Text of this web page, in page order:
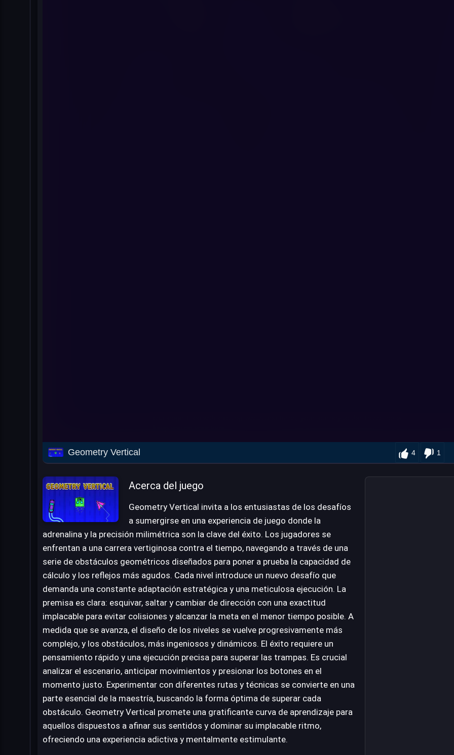
Geometry Vertical 4 1
Acerca del juego
Geometry Vertical invita a los entusiastas de los desafíos
a sumergirse en una experiencia de juego donde la
adrenalina y la precisión milimétrica son la clave del éxito. Los jugadores se
enfrentan a una carrera vertiginosa contra el tiempo, navegando a través de una
serie de obstáculos geométricos diseñados para poner a prueba la capacidad de
cálculo y los reflejos más agudos. Cada nivel introduce un nuevo desafío que
demanda una constante adaptación estratégica y una meticulosa ejecución. La
premisa es clara: esquivar, saltar y cambiar de dirección con una exactitud
implacable para evitar colisiones y alcanzar la meta en el menor tiempo posible. A
medida que se avanza, el diseño de los niveles se vuelve progresivamente más
complejo, y los obstáculos, más ingeniosos y dinámicos. El éxito requiere un
pensamiento rápido y una ejecución precisa para superar las trampas. Es crucial
analizar el escenario, anticipar movimientos y presionar los botones en el
momento justo. Experimentar con diferentes rutas y técnicas se convierte en una
parte esencial de la maestría, buscando la forma óptima de superar cada
obstáculo. Geometry Vertical promete una gratificante curva de aprendizaje para
aquellos dispuestos a afinar sus sentidos y dominar su implacable ritmo,
ofreciendo una experiencia adictiva y mentalmente estimulante.